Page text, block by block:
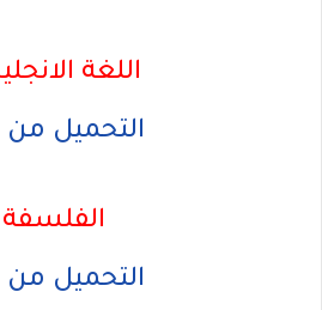
اللغة
التحميل من
الفلسفة
التحميل من